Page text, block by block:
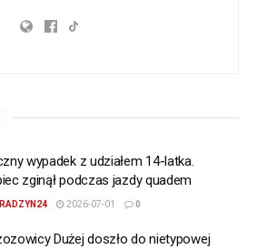
wypadek z udziałem 14-latka.
zginął podczas jazdy quadem
RADZYN24 2026-07-01 0
Dużej doszło do nietypowej